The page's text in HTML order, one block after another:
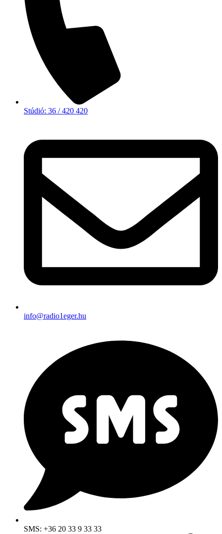
Stúdió: 36 / 420 420
info@radio1eger.hu
SMS: +36 20 33 9 33 33